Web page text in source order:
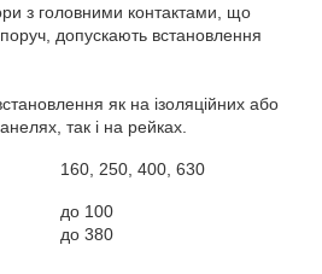
з головними контактами, що
допускають встановлення
як на ізоляційних або
так і на рейках.
160, 250, 400, 630
до 100
до 380